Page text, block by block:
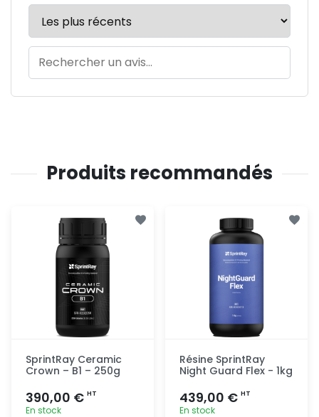
Produits recommandés
SprintRay Ceramic
Crown – B1 – 250g
390,00 € HT
En stock
Résine SprintRay
Night Guard Flex - 1kg
439,00 € HT
En stock